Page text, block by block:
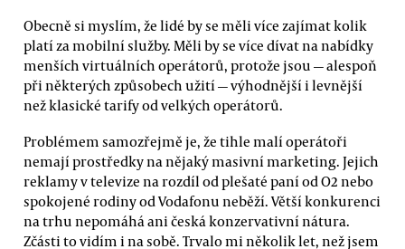
Obecně si myslím, že lidé by se měli více zajímat kolik
platí za mobilní služby. Měli by se více dívat na nabídky
menších virtuálních operátorů, protože jsou — alespoň
při některých způsobech užití — výhodnější i levnější
než klasické tarify od velkých operátorů.
Problémem samozřejmě je, že tihle malí operátoři
nemají prostředky na nějaký masivní marketing. Jejich
reklamy v televize na rozdíl od plešaté paní od O2 nebo
spokojené rodiny od Vodafonu neběží. Větší konkurenci
na trhu nepomáhá ani česká konzervativní nátura.
Zčásti to vidím i na sobě. Trvalo mi několik let, než jsem